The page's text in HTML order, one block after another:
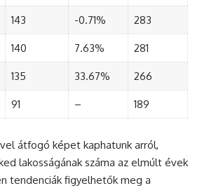
143 -0.71% 283
140 7.63% 281
135 33.67% 266
91 – 189
átfogó képet kaphatunk arról,
lakosságának száma az elmúlt évek
tendenciák figyelhetők meg a